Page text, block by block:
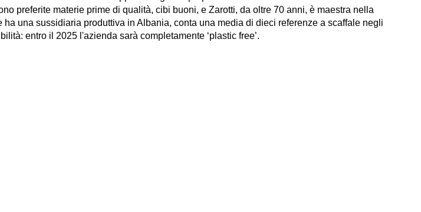
preferite materie prime di qualità, cibi buoni, e Zarotti, da oltre 70 anni, è maestra nella
una sussidiaria produttiva in Albania, conta una media di dieci referenze a scaffale negli
entro il 2025 l'azienda sarà completamente ‘plastic free’.